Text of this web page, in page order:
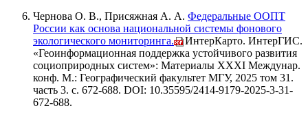
Чернова О. В., Присяжная А. А. Федеральные ООПТ
России как основа национальной системы фонового
экологического мониторинга.// ИнтерКарто. ИнтерГИС.
«Геоинформационная поддержка устойчивого развития
социоприродных систем»: Материалы XXXI Междунар.
конф. М.: Географический факультет МГУ, 2025 том 31.
часть 3. с. 672-688. DOI: 10.35595/2414-9179-2025-3-31-
672-688.